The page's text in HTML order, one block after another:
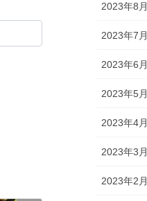
2023年8月
2023年7月
2023年6月
2023年5月
2023年4月
2023年3月
2023年2月